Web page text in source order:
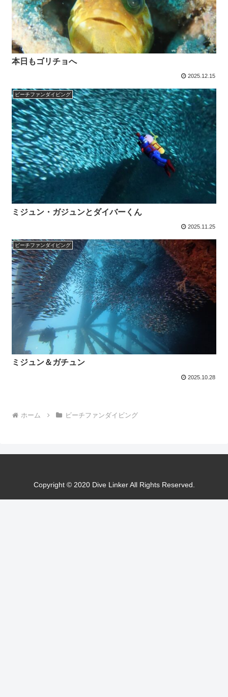
本日もゴリチョへ
2025.12.15
ビーチファンダイビング
ミジュン・ガジュンとダイバーくん
2025.11.25
ビーチファンダイビング
ミジュン＆ガチュン
2025.10.28
ホーム ビーチファンダイビング
Copyright © 2020 Dive Linker All Rights Reserved.